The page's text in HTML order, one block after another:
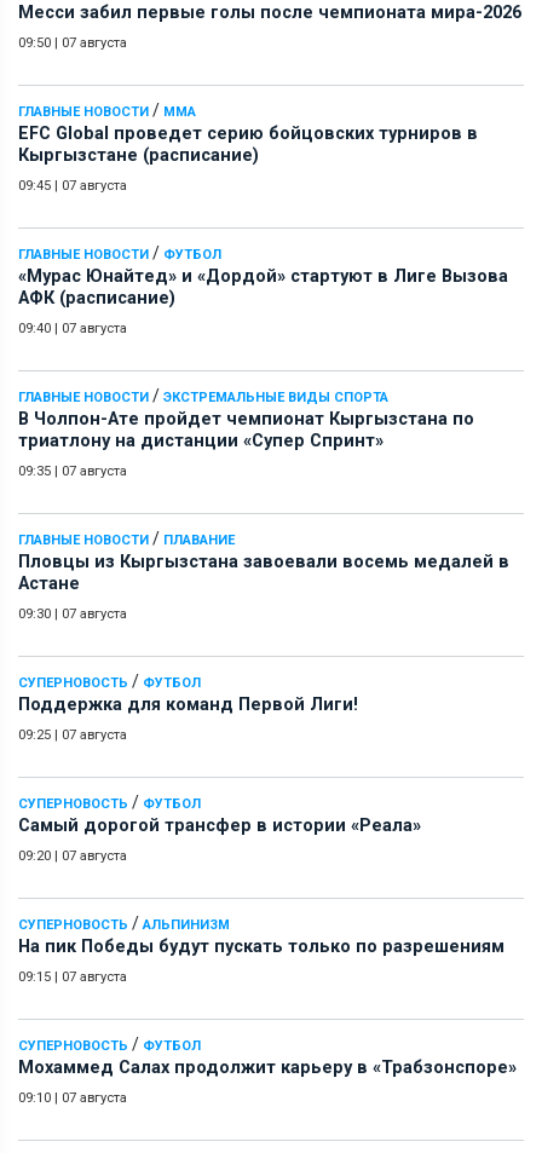
Месси забил первые голы после чемпионата мира-2026
09:50 | 07 августа
ГЛАВНЫЕ НОВОСТИ / ММА
EFC Global проведет серию бойцовских турниров в
Кыргызстане (расписание)
09:45 | 07 августа
ГЛАВНЫЕ НОВОСТИ / ФУТБОЛ
«Мурас Юнайтед» и «Дордой» стартуют в Лиге Вызова
АФК (расписание)
09:40 | 07 августа
ГЛАВНЫЕ НОВОСТИ / ЭКСТРЕМАЛЬНЫЕ ВИДЫ СПОРТА
В Чолпон-Ате пройдет чемпионат Кыргызстана по
триатлону на дистанции «Супер Спринт»
09:35 | 07 августа
ГЛАВНЫЕ НОВОСТИ / ПЛАВАНИЕ
Пловцы из Кыргызстана завоевали восемь медалей в
Астане
09:30 | 07 августа
СУПЕРНОВОСТЬ / ФУТБОЛ
Поддержка для команд Первой Лиги!
09:25 | 07 августа
СУПЕРНОВОСТЬ / ФУТБОЛ
Самый дорогой трансфер в истории «Реала»
09:20 | 07 августа
СУПЕРНОВОСТЬ / АЛЬПИНИЗМ
На пик Победы будут пускать только по разрешениям
09:15 | 07 августа
СУПЕРНОВОСТЬ / ФУТБОЛ
Мохаммед Салах продолжит карьеру в «Трабзонспоре»
09:10 | 07 августа